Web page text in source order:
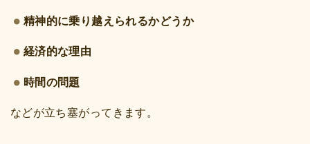
精神的に乗り越えられるかどうか
経済的な理由
時間の問題
などが立ち塞がってきます。